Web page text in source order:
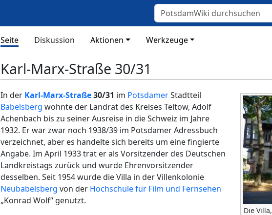
Seite Diskussion Aktionen Werkzeuge
Karl-Marx-Straße 30/31
Die
In der Karl-Marx-Straße30/31 im PotsdamerStadtteil
Babelsberg wohnte der Landrat des Kreises Teltow, Adolf
Achenbach bis zu seiner Ausreise in die Schweiz im Jahre
1932. Er war zwar noch 1938/39 im Potsdamer Adressbuch
verzeichnet, aber es handelte sich bereits um eine fingierte
Angabe. Im April 1933 trat er als Vorsitzender des Deutschen
Landkreistags zurück und wurde Ehrenvorsitzender
desselben. Seit 1954 wurde die Villa in der Villenkolonie
Neubabelsberg von der Hochschule für Film und Fernsehen
„Konrad Wolf“ genutzt.